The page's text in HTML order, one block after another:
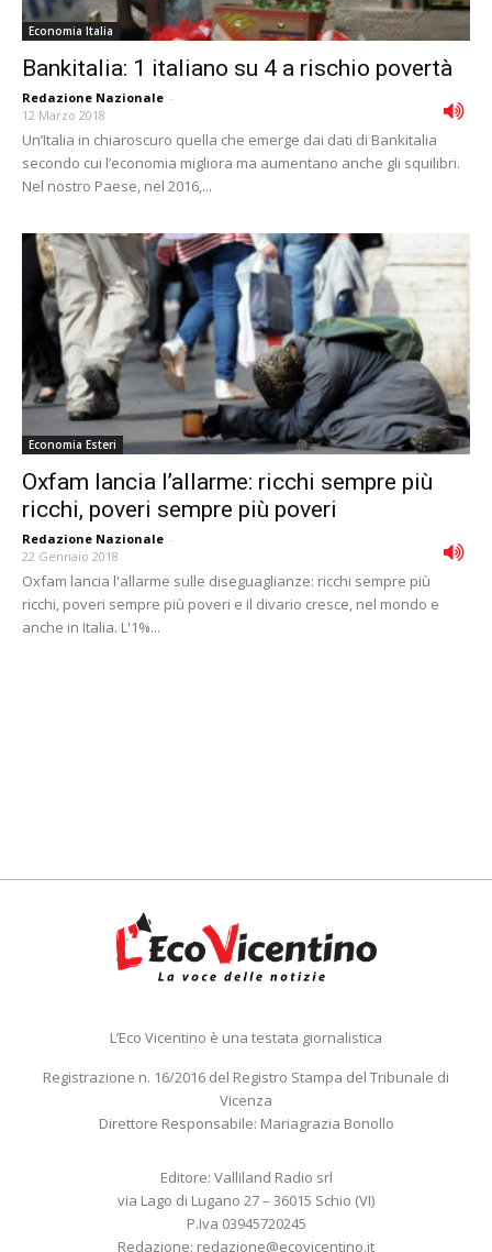
Economia Italia
Bankitalia: 1 italiano su 4 a rischio povertà
Redazione Nazionale -
12 Marzo 2018
Un’Italia in chiaroscuro quella che emerge dai dati di Bankitalia
secondo cui l’economia migliora ma aumentano anche gli squilibri.
Nel nostro Paese, nel 2016,...
Economia Esteri
Oxfam lancia l’allarme: ricchi sempre più
ricchi, poveri sempre più poveri
Redazione Nazionale -
22 Gennaio 2018
Oxfam lancia l'allarme sulle diseguaglianze: ricchi sempre più
ricchi, poveri sempre più poveri e il divario cresce, nel mondo e
anche in Italia. L'1%...
L’Eco Vicentino è una testata giornalistica
Registrazione n. 16/2016 del Registro Stampa del Tribunale di
Vicenza
Direttore Responsabile: Mariagrazia Bonollo
Editore: Valliland Radio srl
via Lago di Lugano 27 – 36015 Schio (VI)
P.Iva 03945720245
Redazione: redazione@ecovicentino.it